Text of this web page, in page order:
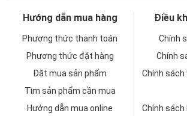
Hướng dẫn mua hàng
Phương thức thanh toán
Phương thức đặt hàng
Đặt mua sản phẩm
Tìm sản phẩm cần mua
Hướng dẫn mua online
Điều
Chính
Chính
Chính sách
Chính